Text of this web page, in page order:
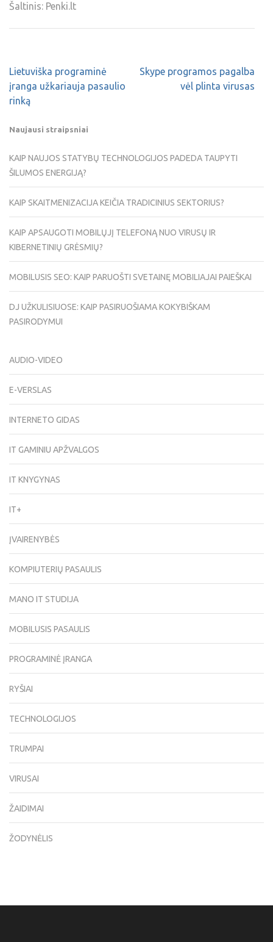
Šaltinis: Penki.lt
Lietuviška programinė
įranga užkariauja pasaulio
rinką
Skype programos pagalba
vėl plinta virusas
Naujausi straipsniai
KAIP NAUJOS STATYBŲ TECHNOLOGIJOS PADEDA TAUPYTI
ŠILUMOS ENERGIJĄ?
KAIP SKAITMENIZACIJA KEIČIA TRADICINIUS SEKTORIUS?
KAIP APSAUGOTI MOBILŲJĮ TELEFONĄ NUO VIRUSŲ IR
KIBERNETINIŲ GRĖSMIŲ?
MOBILUSIS SEO: KAIP PARUOŠTI SVETAINĘ MOBILIAJAI PAIEŠKAI
DJ UŽKULISIUOSE: KAIP PASIRUOŠIAMA KOKYBIŠKAM
PASIRODYMUI
AUDIO-VIDEO
E-VERSLAS
INTERNETO GIDAS
IT GAMINIU APŽVALGOS
IT KNYGYNAS
IT+
ĮVAIRENYBĖS
KOMPIUTERIŲ PASAULIS
MANO IT STUDIJA
MOBILUSIS PASAULIS
PROGRAMINĖ ĮRANGA
RYŠIAI
TECHNOLOGIJOS
TRUMPAI
VIRUSAI
ŽAIDIMAI
ŽODYNĖLIS